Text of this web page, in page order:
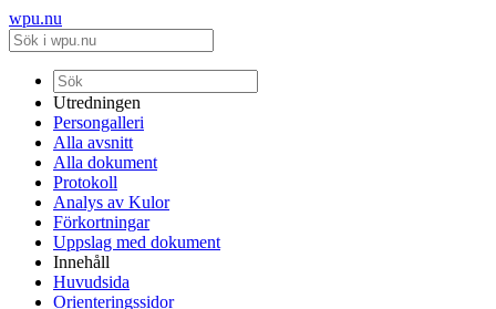
wpu.nu
Utredningen
Persongalleri
Alla avsnitt
Alla dokument
Protokoll
Analys av Kulor
Förkortningar
Uppslag med dokument
Innehåll
Huvudsida
Orienteringssidor